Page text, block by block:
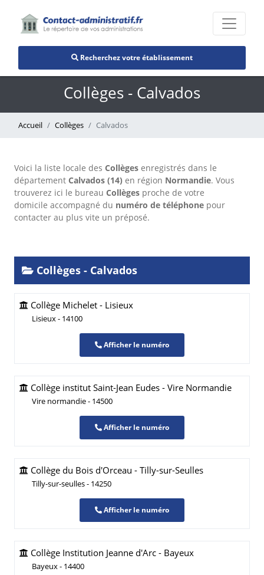
Recherchez votre établissement
Collèges - Calvados
Accueil Collèges Calvados
Voici la liste locale des Collèges enregistrés dans le
département Calvados (14) en région Normandie. Vous
trouverez ici le bureau Collèges proche de votre
domicile accompagné du numéro de téléphone pour
contacter au plus vite un préposé.
Collèges - Calvados
Collège Michelet - Lisieux
Lisieux - 14100
Afficher le numéro
Collège institut Saint-Jean Eudes - Vire Normandie
Vire normandie - 14500
Afficher le numéro
Collège du Bois d'Orceau - Tilly-sur-Seulles
Tilly-sur-seulles - 14250
Afficher le numéro
Collège Institution Jeanne d'Arc - Bayeux
Bayeux - 14400